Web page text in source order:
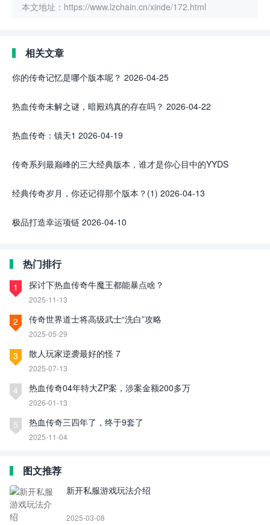
本文地址：https://www.lzchain.cn/xinde/172.html
相关文章
你的传奇记忆是哪个版本呢？ 2026-04-25
热血传奇未解之谜，暗殿鸡真的存在吗？ 2026-04-22
热血传奇：镇天1 2026-04-19
传奇系列最巅峰的三大经典版本，谁才是你心目中的YYDS
经典传奇岁月，你还记得那个版本？(1) 2026-04-13
极品打造幸运项链 2026-04-10
热门排行
1 探讨下热血传奇牛魔王都能暴点啥？
2025-11-13
2 传奇世界道士将高级武士“洗白”攻略
2025-05-29
3 散人玩家逆袭最好的怪 7
2025-07-13
4 热血传奇04年特大ZP案，涉案金额200多万
2026-01-13
5 热血传奇三四年了，终于9套了
2025-11-04
图文推荐
新开私服游戏玩法介绍
2025-03-08